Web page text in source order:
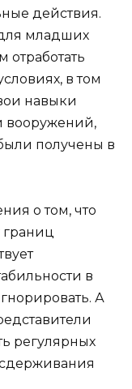
действия.
младших
отработать
в том
навыки
вооружений,
получены в
о том, что
в
А
регулярных